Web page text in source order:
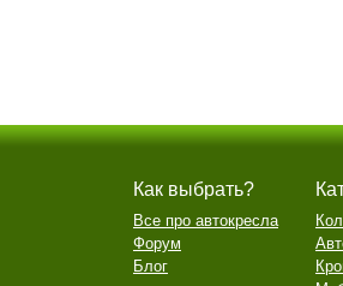
Как выбрать?
Все про автокресла
Форум
Блог